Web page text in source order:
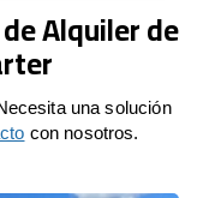
Alquiler de
una solución
con nosotros.